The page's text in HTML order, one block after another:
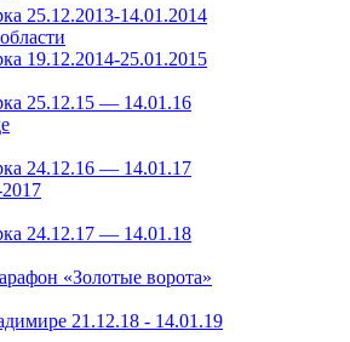
25.12.2013-14.01.2014
19.12.2014-25.01.2015
25.12.15 — 14.01.16
24.12.16 — 14.01.17
24.12.17 — 14.01.18
«Золотые ворота»
21.12.18 - 14.01.19